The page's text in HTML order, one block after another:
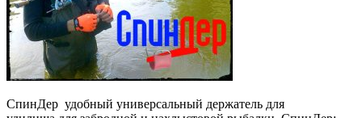
СпинДер удобный универсальный держатель для